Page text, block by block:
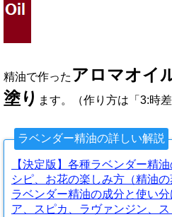
精油で作った アロマオイ
塗り ます。（作り方は「3:時
ラベンダー精油の詳しい解説
【決定版】各種ラベンダー精
シピ、お花の楽しみ方（精油の
ラベンダー精油の成分と使い
ア、スピカ、ラヴァンジン、